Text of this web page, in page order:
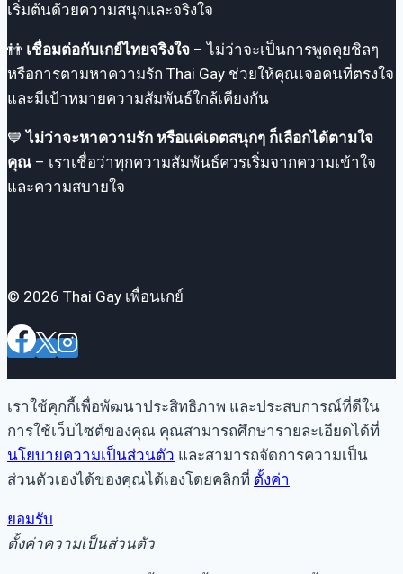
เริ่มต้นด้วยความสนุกและจริงใจ
👬 เชื่อมต่อกับเกย์ไทยจริงใจ – ไม่ว่าจะเป็นการพูดคุยชิลๆ
หรือการตามหาความรัก Thai Gay ช่วยให้คุณเจอคนที่ตรงใจ
และมีเป้าหมายความสัมพันธ์ใกล้เคียงกัน
💙ไม่ว่าจะหาความรัก หรือแค่เดตสนุกๆ ก็เลือกได้ตามใจ
คุณ – เราเชื่อว่าทุกความสัมพันธ์ควรเริ่มจากความเข้าใจ
และความสบายใจ
© 2026 Thai Gay เพื่อนเกย์
เราใช้คุกกี้เพื่อพัฒนาประสิทธิภาพ และประสบการณ์ที่ดีใน
การใช้เว็บไซต์ของคุณ คุณสามารถศึกษารายละเอียดได้ที่
นโยบายความเป็นส่วนตัว และสามารถจัดการความเป็น
ส่วนตัวเองได้ของคุณได้เองโดยคลิกที่ ตั้งค่า
ยอมรับ
ตั้งค่าความเป็นส่วนตัว